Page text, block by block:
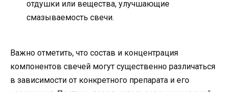
отдушки или вещества, улучшающие
смазываемость свечи.
Важно отметить, что состав и концентрация
компонентов свечей могут существенно различаться
в зависимости от конкретного препарата и его